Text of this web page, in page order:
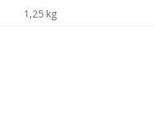
1,25 kg